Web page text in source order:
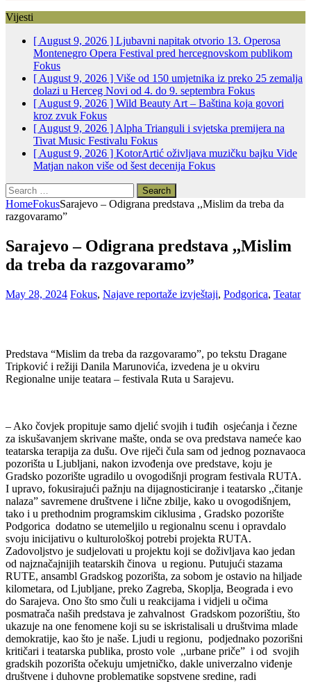
Vijesti
[ August 9, 2026 ] Ljubavni napitak otvorio 13. Operosa
Montenegro Opera Festival pred hercegnovskom publikom
Fokus
[ August 9, 2026 ] Više od 150 umjetnika iz preko 25 zemalja
dolazi u Herceg Novi od 4. do 9. septembra Fokus
[ August 9, 2026 ] Wild Beauty Art – Baština koja govori
kroz zvuk Fokus
[ August 9, 2026 ] Alpha Trianguli i svjetska premijera na
Tivat Music Festivalu Fokus
[ August 9, 2026 ] KotorArtić oživljava muzičku bajku Vide
Matjan nakon više od šest decenija Fokus
Search
for:
HomeFokusSarajevo – Odigrana predstava ,,Mislim da treba da
razgovaramo”
Sarajevo – Odigrana predstava ,,Mislim
da treba da razgovaramo”
May 28, 2024 Fokus, Najave reportaže izvještaji, Podgorica, Teatar
Predstava “Mislim da treba da razgovaramo”, po tekstu Dragane
Tripković i režiji Danila Marunovića, izvedena je u okviru
Regionalne unije teatara – festivala Ruta u Sarajevu.
– Ako čovjek propituje samo djelić svojih i tuđih osjećanja i čezne
za iskušavanjem skrivane mašte, onda se ova predstava nameće kao
teatarska terapija za dušu. Ove riječi čula sam od jednog poznavaoca
pozorišta u Ljubljani, nakon izvođenja ove predstave, koju je
Gradsko pozorište ugradilo u ovogodišnji program festivala RUTA.
I upravo, fokusirajući pažnju na dijagnosticiranje i teatarsko ,,čitanje
nalaza” savremene društvene i lične zbilje, kako u ovogodišnjem,
tako i u prethodnim programskim ciklusima , Gradsko pozorište
Podgorica dodatno se utemeljilo u regionalnu scenu i opravdalo
svoju inicijativu o kulturološkoj potrebi projekta RUTA.
Zadovoljstvo je sudjelovati u projektu koji se doživljava kao jedan
od najznačajnijih teatarskih činova u regionu. Putujući stazama
RUTE, ansambl Gradskog pozorišta, za sobom je ostavio na hiljade
kilometara, od Ljubljane, preko Zagreba, Skoplja, Beograda i evo
do Sarajeva. Ono što smo čuli u reakcijama i vidjeli u očima
posmatrača naših predstava je zahvalnost Gradskom pozorištiu, što
ukazuje na one fenomene koji su se iskristalisali u društvima mlade
demokratije, kao što je naše. Ljudi u regionu, podjednako pozorišni
kritičari i teatarska publika, prosto vole ,,urbane priče” i od svojih
gradskih pozorišta očekuju umjetničko, dakle univerzalno viđenje
društvene i duhovne problematike sopstvene sredine, radi